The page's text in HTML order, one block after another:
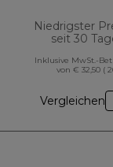
Niedrigster
seit 30
Inklusive MwSt.-
von € 32,50 (
Vergleichen